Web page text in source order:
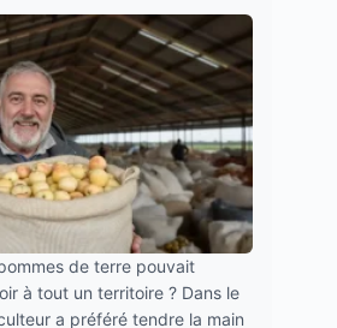
de terre pouvait
à tout un territoire ? Dans le
a préféré tendre la main